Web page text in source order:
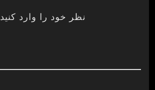
نظر خود را وارد کنید